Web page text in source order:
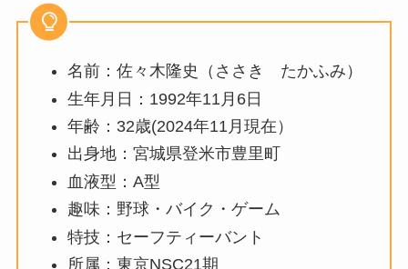
名前：佐々木隆史（ささき たかふみ）
生年月日：1992年11月6日
年齢：32歳(2024年11月現在）
出身地：宮城県登米市豊里町
血液型：A型
趣味：野球・バイク・ゲーム
特技：セーフティーバント
所属：東京NSC21期